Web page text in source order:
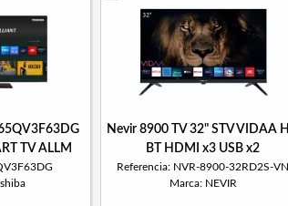
TV ALLM
Nevir 8900 TV 32" STV VIDAA
BT HDMI x3 USB x2
Referencia: NVR-8900-32RD2S-VN
Marca: NEVIR